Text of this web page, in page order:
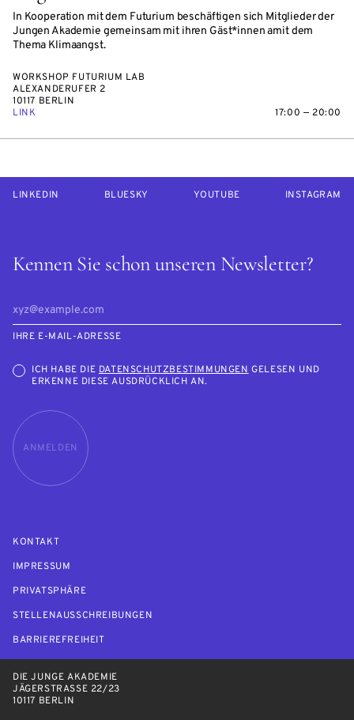
In Kooperation mit dem Futurium beschäftigen sich Mitglieder der
Jungen Akademie gemeinsam mit ihren Gäst*innen amit dem
Thema Klimaangst.
WORKSHOP FUTURIUM LAB
ALEXANDERUFER 2
10117 BERLIN
LINK
17:00 — 20:00
Kennen Sie schon unseren Newsletter?
IHRE E-MAIL-ADRESSE
ICH HABE DIEDATENSCHUTZBESTIMMUNGENGELESEN UND
ERKENNE DIESE AUSDRÜCKLICH AN.
ANMELDEN
LINKEDIN BLUESKY YOUTUBE INSTAGRAM
KONTAKT
IMPRESSUM
PRIVATSPHÄRE
STELLENAUSSCHREIBUNGEN
BARRIEREFREIHEIT
DIE JUNGE AKADEMIE
JÄGERSTRASSE 22/23
10117 BERLIN